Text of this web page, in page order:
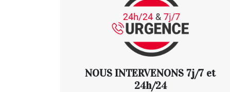
NOUS INTERVENONS 7j/7 et
24h/24